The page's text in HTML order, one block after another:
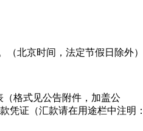
（北京时间，法定节假日除外）
（格式见公告附件，加盖公
证（汇款请在用途栏中注明：